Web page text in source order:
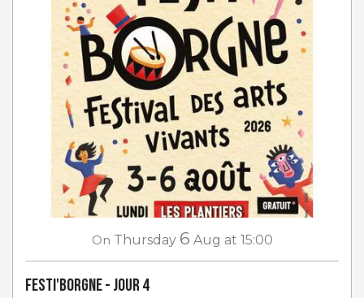
On Thursday 6 Aug at 15:00
Festi'Borgne - jour 4